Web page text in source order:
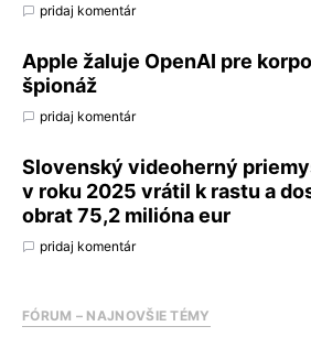
pridaj komentár
Apple žaluje OpenAI pre
špionáž
pridaj komentár
Slovenský videoherný
v roku 2025 vrátil k rastu a
obrat 75,2 milióna eur
pridaj komentár
FÓRUM – NAJNOVŠIE TÉMY